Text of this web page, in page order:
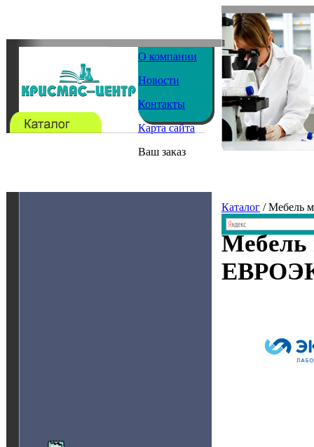
О компании
Новости
Контакты
Карта сайта
Ваш заказ
Каталог / Мебель
Мебель